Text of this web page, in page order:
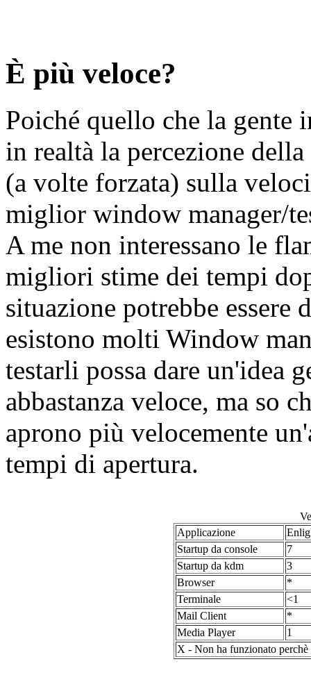
È più veloce?
Poiché quello che la gente
in realtà la percezione
(a volte forzata) sulla
miglior window manager/
A me non interessano le
migliori stime dei tempi
situazione potrebbe essere
esistono molti Window
testarli possa dare un'idea
abbastanza veloce, ma so
aprono più velocemente
tempi di apertura.
Applicazione
Startup da console
7
Startup da kdm
3
Browser
*
Terminale
<1
Mail Client
*
Media Player
1
X - Non ha funzionato